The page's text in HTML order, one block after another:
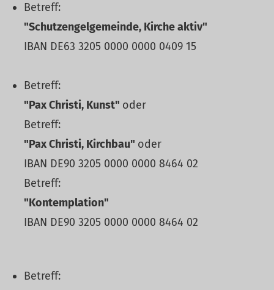
Betreff:
"Schutzengelgemeinde, Kirche aktiv"
IBAN DE63 3205 0000 0000 0409 15
Betreff:
"Pax Christi, Kunst" oder
Betreff:
"Pax Christi, Kirchbau" oder
IBAN DE90 3205 0000 0000 8464 02
Betreff:
"Kontemplation"
IBAN DE90 3205 0000 0000 8464 02
Betreff: